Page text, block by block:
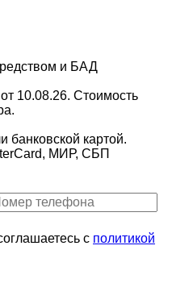
и БАД
10.08.26. Стоимость
банковской картой.
с политикой